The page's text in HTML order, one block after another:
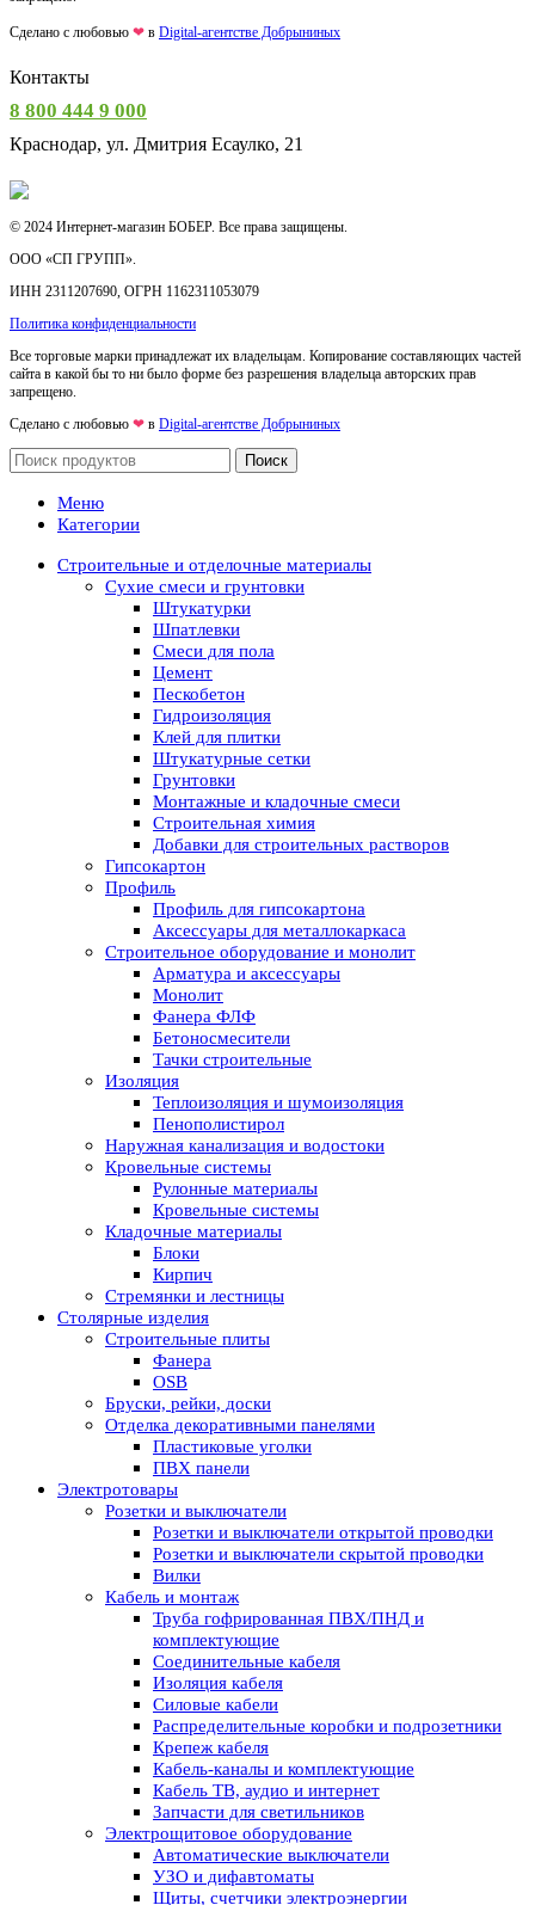
Сделано с любовью ❤ в Digital-агентстве Добрыниных
Контакты
8 800 444 9 000
Краснодар, ул. Дмитрия Есаулко, 21
© 2024 Интернет-магазин БОБЕР. Все права защищены.
ООО «СП ГРУПП».
ИНН 2311207690, ОГРН 1162311053079
Политика конфиденциальности
Все торговые марки принадлежат их владельцам. Копирование составляющих частей
сайта в какой бы то ни было форме без разрешения владельца авторских прав
запрещено.
Сделано с любовью ❤ в Digital-агентстве Добрыниных
Поиск
Меню
Категории
Строительные и отделочные материалы
Сухие смеси и грунтовки
Штукатурки
Шпатлевки
Смеси для пола
Цемент
Пескобетон
Гидроизоляция
Клей для плитки
Штукатурные сетки
Грунтовки
Монтажные и кладочные смеси
Строительная химия
Добавки для строительных растворов
Гипсокартон
Профиль
Профиль для гипсокартона
Аксессуары для металлокаркаса
Строительное оборудование и монолит
Арматура и аксессуары
Монолит
Фанера ФЛФ
Бетоносмесители
Тачки строительные
Изоляция
Теплоизоляция и шумоизоляция
Пенополистирол
Наружная канализация и водостоки
Кровельные системы
Рулонные материалы
Кровельные системы
Кладочные материалы
Блоки
Кирпич
Стремянки и лестницы
Столярные изделия
Строительные плиты
Фанера
OSB
Бруски, рейки, доски
Отделка декоративными панелями
Пластиковые уголки
ПВХ панели
Электротовары
Розетки и выключатели
Розетки и выключатели открытой проводки
Розетки и выключатели скрытой проводки
Вилки
Кабель и монтаж
Труба гофрированная ПВХ/ПНД и
комплектующие
Соединительные кабеля
Изоляция кабеля
Силовые кабели
Распределительные коробки и подрозетники
Крепеж кабеля
Кабель-каналы и комплектующие
Кабель ТВ, аудио и интернет
Запчасти для светильников
Электрощитовое оборудование
Автоматические выключатели
УЗО и дифавтоматы
Щиты, счетчики электроэнергии